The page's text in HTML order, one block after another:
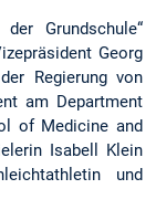
Grundschule“
Georg
Regierung von
am Department
of Medicine and
Isabell Klein
und